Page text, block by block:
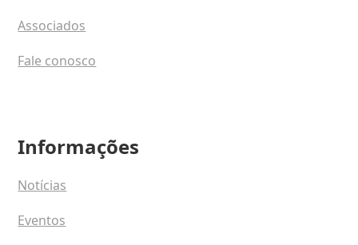
Associados
Fale conosco
Informações
Notícias
Eventos